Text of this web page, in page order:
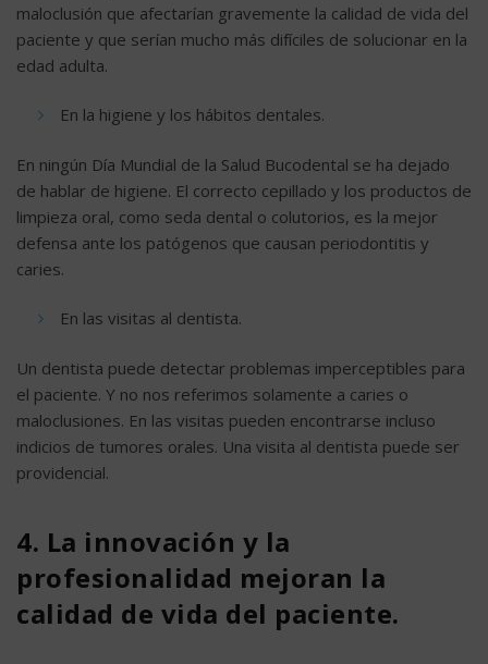
maloclusión que afectarían gravemente la calidad de vida del
paciente y que serían mucho más difíciles de solucionar en la
edad adulta.
En la higiene y los hábitos dentales.
En ningún Día Mundial de la Salud Bucodental se ha dejado
de hablar de higiene. El correcto cepillado y los productos de
limpieza oral, como seda dental o colutorios, es la mejor
defensa ante los patógenos que causan periodontitis y
caries.
En las visitas al dentista.
Un dentista puede detectar problemas imperceptibles para
el paciente. Y no nos referimos solamente a caries o
maloclusiones. En las visitas pueden encontrarse incluso
indicios de tumores orales. Una visita al dentista puede ser
providencial.
4. La innovación y la
profesionalidad mejoran la
calidad de vida del paciente.